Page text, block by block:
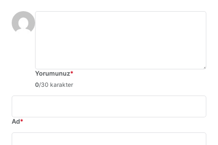
Yorumunuz*
0/30 karakter
Ad*